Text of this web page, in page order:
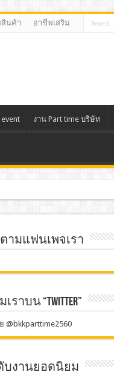
สินค้า อาชีพเสริม
งาน Part time บริษัท
ามแฟนเพจเรา
าบน “TWITTER”
@bkkparttime2560
บงานยอดนิยม